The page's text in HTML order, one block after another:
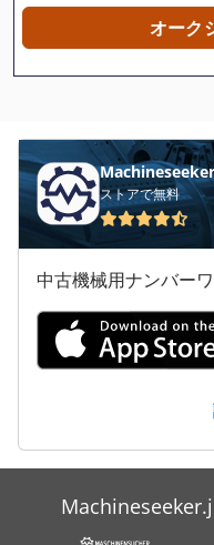
Atlas Copco Ga 45 Ff
Atlas Copco Ga 55
Atlas Copco Ga 7 Ff
Atlas Copco Ga 75
Atlas Copco Le 7
Atlas Copco Lg 500
Atlas Copco Xahs 365
Atlas Copco Xams 286
Atlas Copco Xas 186
Atlas Copco Xas 90
オーク
Machineseeker
ストアで無料
中古機械用ナンバー